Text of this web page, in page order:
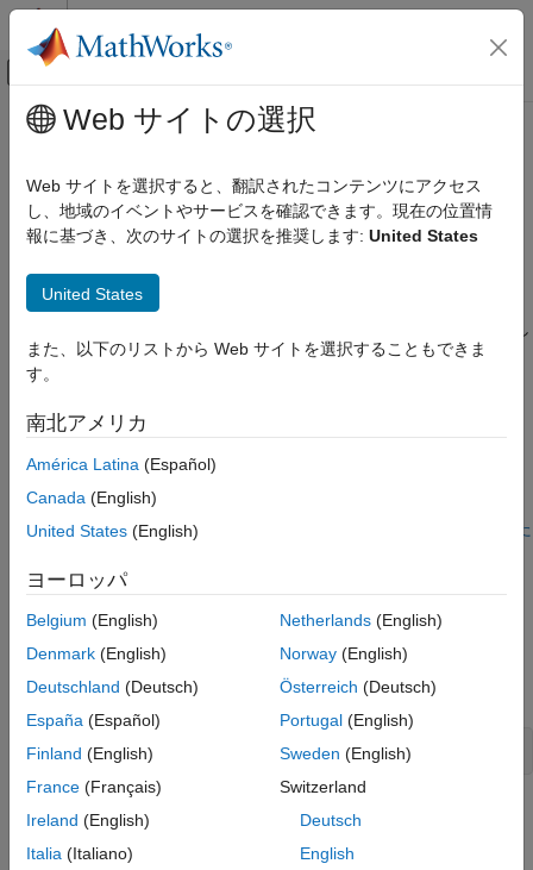
コンテンツへスキップ
オフキャンバス ナビゲーション メ
ドキュメンテーションのホーム
FPGA、ASIC、および SoC 開発
HDL Coder
検証
コンフィギュレーション パラメーターから
ードの検証
FIR フィルター モデル
フォルダーの作成と関連ファイルのコピー
HDL テスト ベンチとは
HDL テスト ベンチを生成
HDL テスト ベンチ ファイルの表示
生成された HDL コードのシミュレーション
の実行と検証
参考
メインコンテンツ
コンフィギュレーション パラメー
ターから HDL テスト ベンチを使用
した生成されたコードの検証
この例は、HDL テスト ベンチを生成し、設計用に生成されたコ
ードを検証する方法を示します。この例では、モデルの HDL コ
ードが生成されていることを前提とします。HDL コードを生成し
ていない場合、このモデルを開いて、HDL テスト ベンチを生成
できます。テスト ベンチを生成する前に、HDL Coder™ はコー
コード生成の実行が成功していることを確認します。
この例では、生成された FIR フィルター モデルのコードを検証
する方法を説明します。このモデルの HDL コードを生成する方
法については、コンフィギュレーション パラメーターを使用した
FIR フィルター モデル
ー モデルを使用します。このモデルをコマンド ラインで開くに
は、次を入力します。
sfir_fixed
Web サイトの選択
Web サイトを選択すると、翻訳されたコンテンツにアクセス
し、地域のイベントやサービスを確認できます。現在の位置情
報に基づき、次のサイトの選択を推奨します: United States
United States
また、以下のリストから Web サイトを選択することもできま
す。
南北アメリカ
América Latina (Español)
Canada (English)
United States (English)
ヨーロッパ
Belgium (English)
Denmark (English)
Deutschland (Deutsch)
España (Español)
Finland (English)
France (Français)
Ireland (English)
Italia (Italiano)
Netherlands(English)
Norway(English)
Österreich (Deutsch)
Portugal(English)
Sweden (English)
Switzerland
Deutsch
English